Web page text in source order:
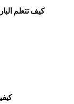
كيف تتعلم